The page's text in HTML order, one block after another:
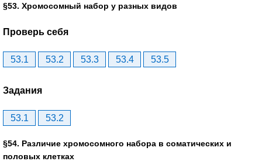
§53. Хромосомный набор у разных видов
Проверь себя
53.1 53.2 53.3 53.4 53.5
Задания
53.1 53.2
§54. Различие хромосомного набора в соматических и
половых клетках